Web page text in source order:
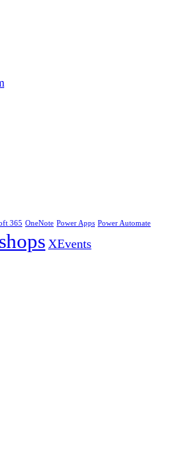
365 OneNote Power Apps Power Automate
XEvents